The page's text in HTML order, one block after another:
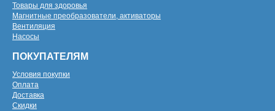
Товары для здоровья
Магнитные преобразователи, активаторы
Вентиляция
Насосы
ПОКУПАТЕЛЯМ
Условия покупки
Оплата
Доставка
Скидки